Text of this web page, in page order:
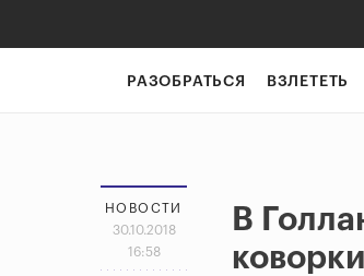
РАЗОБРАТЬСЯ ВЗЛЕТЕТЬ
НОВОСТИ
30.10.2018
16:58
В